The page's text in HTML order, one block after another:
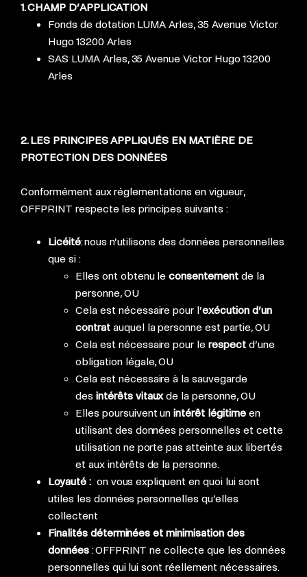
1. CHAMP D’APPLICATION
Fonds de dotation LUMA Arles, 35 Avenue Victor
Hugo 13200 Arles
SAS LUMA Arles, 35 Avenue Victor Hugo 13200
Arles
2. LES PRINCIPES APPLIQUÉS EN MATIÈRE DE
PROTECTION DES DONNÉES
Conformément aux réglementations en vigueur,
OFFPRINT respecte les principes suivants :
Licéité: nous n’utilisons des données personnelles
que si :
Elles ont obtenu leconsentement de la
personne, OU
Cela est nécessaire pour l’exécution d’un
contratauquel la personne est partie, OU
Cela est nécessaire pour lerespectd’une
obligation légale, OU
Cela est nécessaire à la sauvegarde
des intérêts vitauxde la personne, OU
Elles poursuivent unintérêt légitimeen
utilisant des données personnelles et cette
utilisation ne porte pas atteinte aux libertés
et aux intérêts de la personne.
Loyauté : on vous expliquent en quoi lui sont
utiles les données personnelles qu’elles
collectent
Finalités déterminées et minimisation des
données : OFFPRINT ne collecte que les données
personnelles qui lui sont réellement nécessaires.